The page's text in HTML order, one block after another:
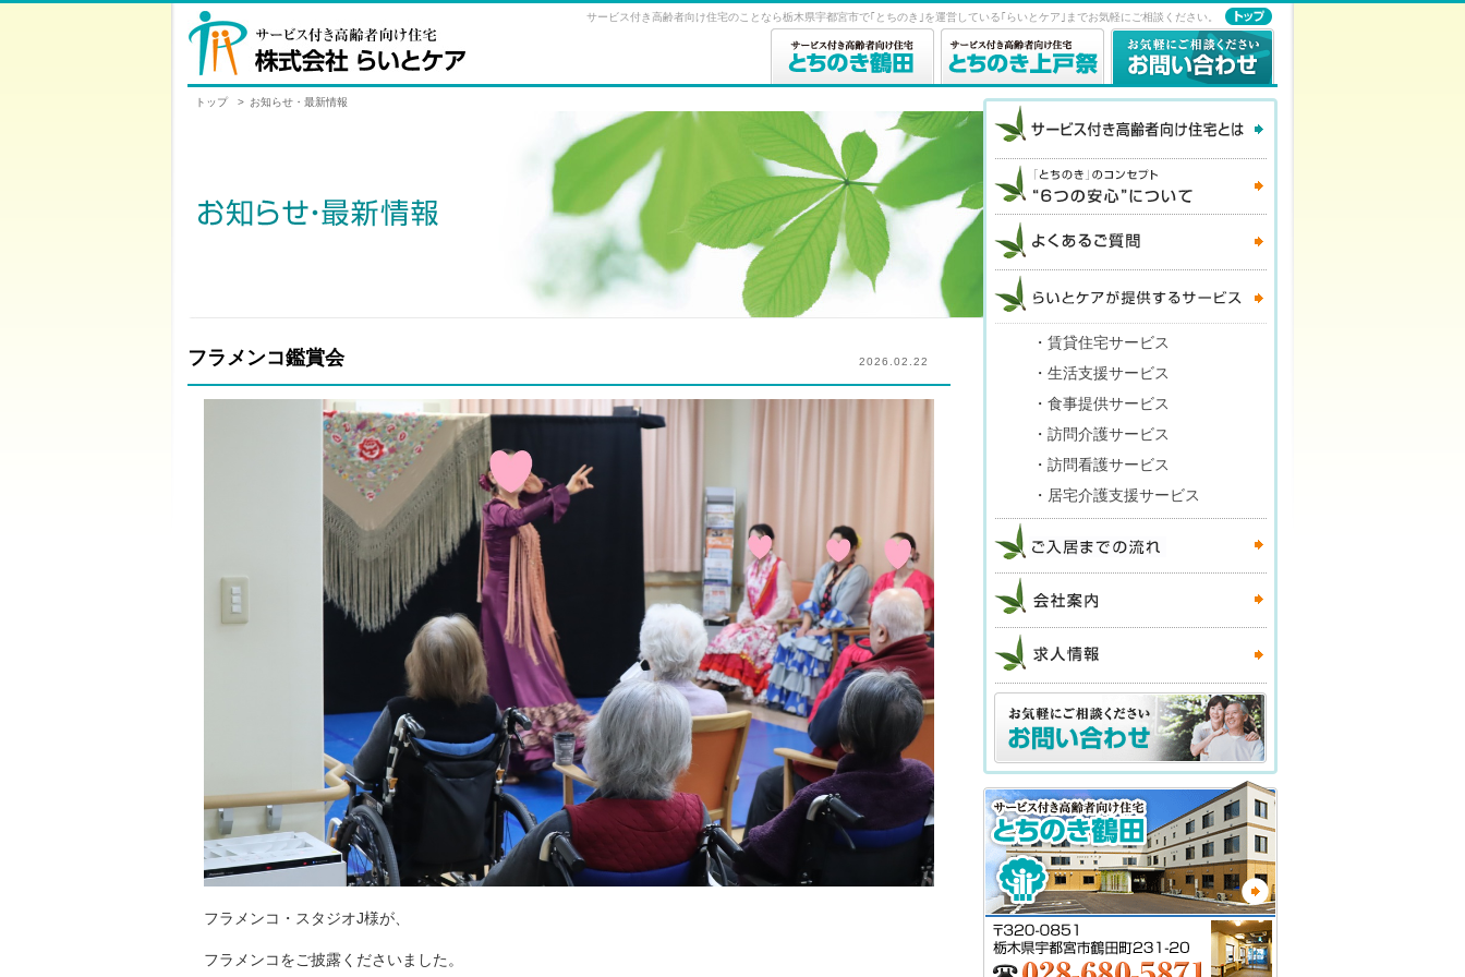
サービス付き高齢者向け住宅のことなら栃木県宇都宮市で｢とちのき｣を運営している｢らいとケア｣までお気軽にご相談ください。
トップ > お知らせ・最新情報
フラメンコ鑑賞会 2026.02.22
フラメンコ・スタジオJ様が、
フラメンコをご披露くださいました。
・ 賃貸住宅サービス
・ 生活支援サービス
・ 食事提供サービス
・ 訪問介護サービス
・ 訪問看護サービス
・ 居宅介護支援サービス